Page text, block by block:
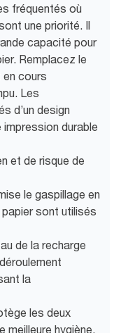
fréquentés où
une priorité. Il
capacité pour
Remplacez le
en cours
Les
d’un design
durable
et de risque de
le gaspillage en
sont utilisés
de la recharge
la
les deux
meilleure hygiène.